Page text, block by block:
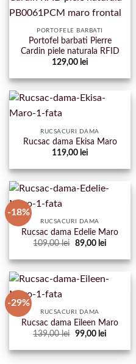
PORTOFELE BARBATI
Portofel barbati Pierre
Cardin piele naturala RFID
129,00 lei
RUCSACURI DAMA
Rucsac dama Ekisa Maro
119,00 lei
-18%
RUCSACURI DAMA
Rucsac dama Edelie Maro
109,00lei
Prețul
a
fost:
109,00 lei.
89,00 leiPrețul
este:
89,00 lei.
-29%
RUCSACURI DAMA
Rucsac dama Eileen Maro
139,00lei
Prețul
a
fost:
99,00 leiPrețul
este:
99,00 lei.